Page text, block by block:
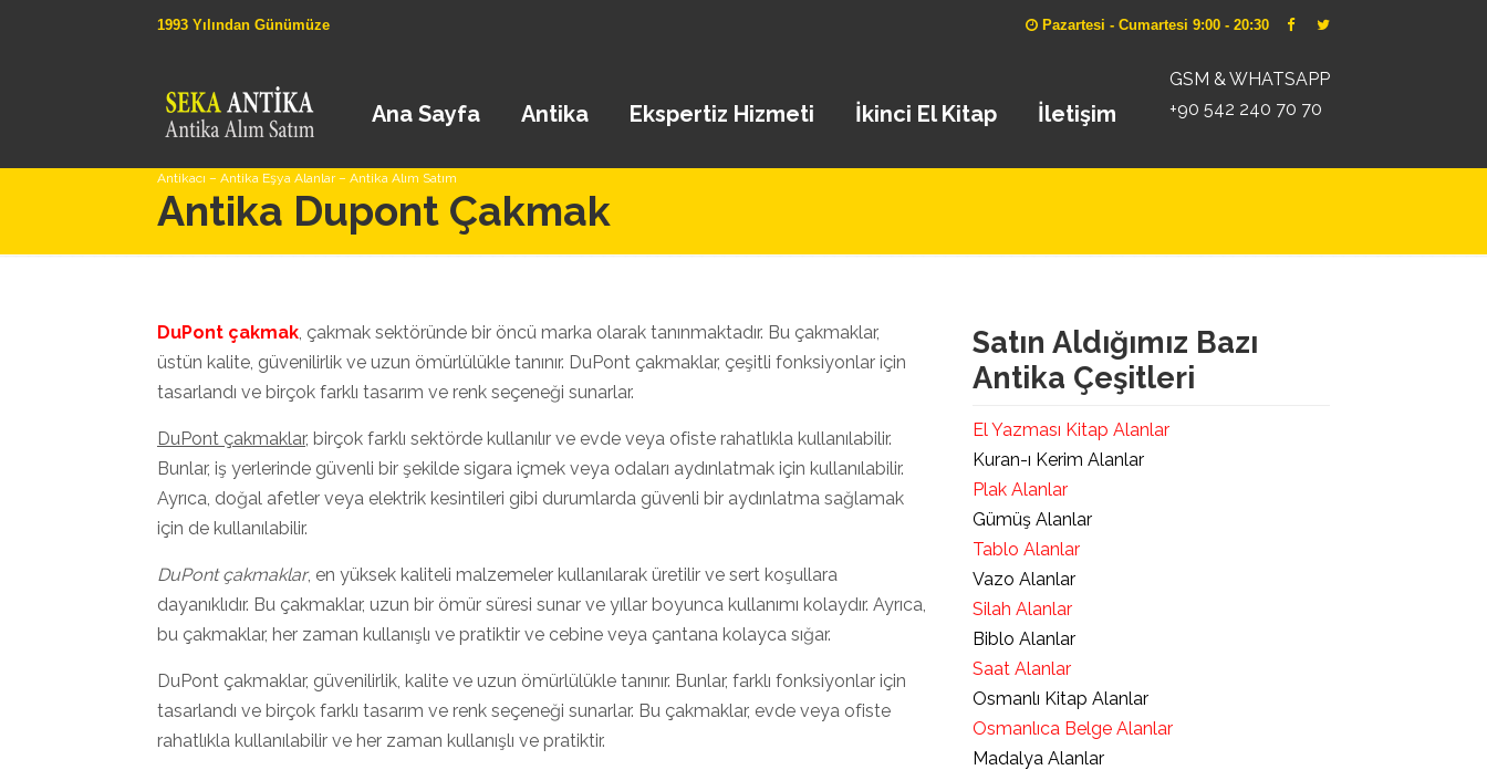
1993 Yılından Günümüze Pazartesi - Cumartesi 9:00 - 20:30
Antikacı – Antika Eşya Alanlar – Antika Alım Satım
GSM & WHATSAPP
+90 542 240 70 70
Ana Sayfa Antika Ekspertiz Hizmeti İkinci El Kitap İletişim
Antika Dupont Çakmak
DuPont çakmak, çakmak sektöründe bir öncü marka olarak tanınmaktadır. Bu çakmaklar,
üstün kalite, güvenilirlik ve uzun ömürlülükle tanınır. DuPont çakmaklar, çeşitli fonksiyonlar için
tasarlandı ve birçok farklı tasarım ve renk seçeneği sunarlar.
DuPont çakmaklar, birçok farklı sektörde kullanılır ve evde veya ofiste rahatlıkla kullanılabilir.
Bunlar, iş yerlerinde güvenli bir şekilde sigara içmek veya odaları aydınlatmak için kullanılabilir.
Ayrıca, doğal afetler veya elektrik kesintileri gibi durumlarda güvenli bir aydınlatma sağlamak
için de kullanılabilir.
DuPont çakmaklar, en yüksek kaliteli malzemeler kullanılarak üretilir ve sert koşullara
dayanıklıdır. Bu çakmaklar, uzun bir ömür süresi sunar ve yıllar boyunca kullanımı kolaydır. Ayrıca,
bu çakmaklar, her zaman kullanışlı ve pratiktir ve cebine veya çantana kolayca sığar.
DuPont çakmaklar, güvenilirlik, kalite ve uzun ömürlülükle tanınır. Bunlar, farklı fonksiyonlar için
tasarlandı ve birçok farklı tasarım ve renk seçeneği sunarlar. Bu çakmaklar, evde veya ofiste
rahatlıkla kullanılabilir ve her zaman kullanışlı ve pratiktir.
Satın Aldığımız Bazı
Antika Çeşitleri
El Yazması Kitap Alanlar
Kuran-ı Kerim Alanlar
Plak Alanlar
Gümüş Alanlar
Tablo Alanlar
Vazo Alanlar
Silah Alanlar
Biblo Alanlar
Saat Alanlar
Osmanlı Kitap Alanlar
Osmanlıca Belge Alanlar
Madalya Alanlar